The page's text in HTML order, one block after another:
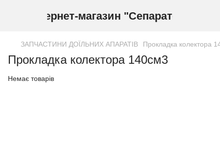
Інтернет-магазин "Сепаратор"
ЗАПЧАСТИНИ ДОЇЛЬНИХ АПАРАТІВ Прокладка колектора
Прокладка колектора 140см3
Немає товарів